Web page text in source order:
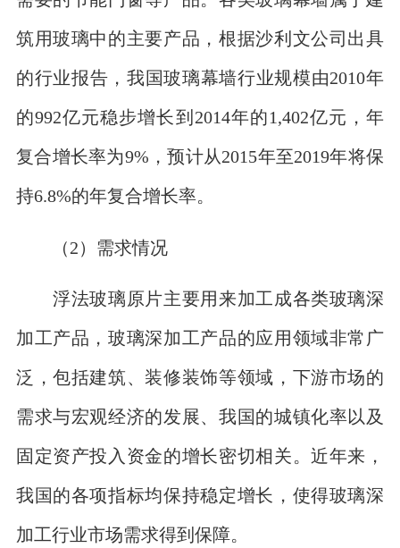
筑用玻璃中的主要产品，根据沙利文公司出具
的行业报告，我国玻璃幕墙行业规模由2010年
的992亿元稳步增长到2014年的1,402亿元，年
复合增长率为9%，预计从2015年至2019年将保
持6.8%的年复合增长率。
（2）需求情况
浮法玻璃原片主要用来加工成各类玻璃深
加工产品，玻璃深加工产品的应用领域非常广
泛，包括建筑、装修装饰等领域，下游市场的
需求与宏观经济的发展、我国的城镇化率以及
固定资产投入资金的增长密切相关。近年来，
我国的各项指标均保持稳定增长，使得玻璃深
加工行业市场需求得到保障。